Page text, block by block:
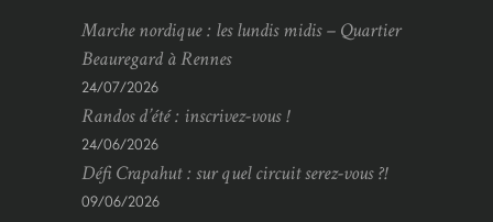
Marche nordique : les lundis midis – Quartier
Beauregard à Rennes
24/07/2026
Randos d’été : inscrivez-vous !
24/06/2026
Défi Crapahut : sur quel circuit serez-vous ?!
09/06/2026